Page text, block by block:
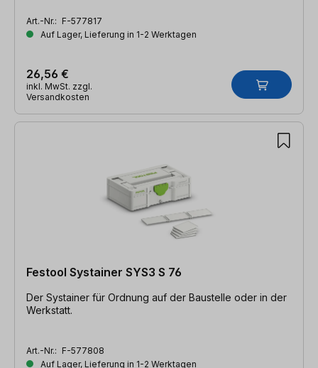
Art.-Nr.: F-577817
Auf Lager, Lieferung in 1-2 Werktagen
26,56 €
inkl. MwSt. zzgl.
Versandkosten
Festool Systainer SYS3 S 76
Der Systainer für Ordnung auf der Baustelle oder in der
Werkstatt.
Art.-Nr.: F-577808
Auf Lager, Lieferung in 1-2 Werktagen